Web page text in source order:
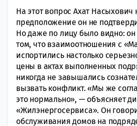
На этот вопрос Ахат
предположение он не
Но даже по лицу было видно:
том, что взаимоотношения с
испортились настолько
цены в актах выполненных
никогда не завышались
вызвать конфликт. «Мы же
это нормально», — объясняет
«Жилэнергосервиса». Он
обслуживания домов на